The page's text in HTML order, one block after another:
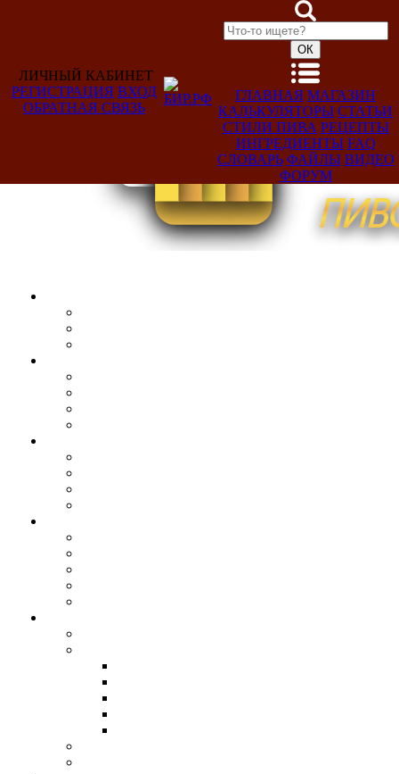
Добро
ЛИЧНЫЙ КАБИНЕТ
РЕГИСТРАЦИЯ ВХОД
ОБРАТНАЯ СВЯЗЬ
ГЛАВНАЯ МАГАЗИН
КАЛЬКУЛЯТОРЫ СТАТЬИ
СТИЛИ ПИВА РЕЦЕПТЫ
ИНГРЕДИЕНТЫ FAQ
СЛОВАРЬ ФАЙЛЫ ВИДЕО
ФОРУМ